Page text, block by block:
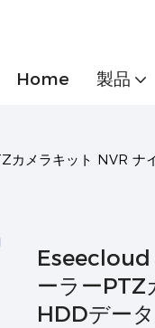
Home 製品
メラキット NVR ナ
Eseecloud
ーラーPTZ
HDDデー